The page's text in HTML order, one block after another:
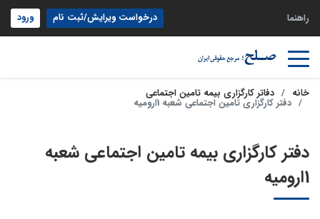
راهنما درخواست ویرایش/ثبت نام ورود
خانه دفاتر کارگزاری بیمه تامین اجتماعی
دفتر کارگزاری تامین اجتماعی شعبه 1ارومیه
دفتر کارگزاری بیمه تامین اجتماعی شعبه
1ارومیه